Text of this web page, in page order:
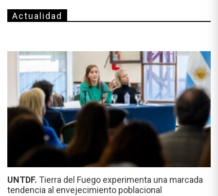
Actualidad
UNTDF. Tierra del Fuego experimenta una marcada
tendencia al envejecimiento poblacional